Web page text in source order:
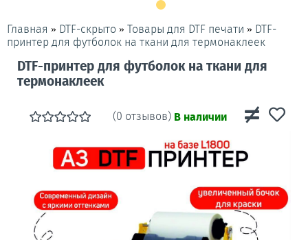
Главная » DTF-скрыто » Товары для DTF печати » DTF-
принтер для футболок на ткани для термонаклеек
DTF-принтер для футболок на ткани для
термонаклеек
(0 отзывов) В наличии